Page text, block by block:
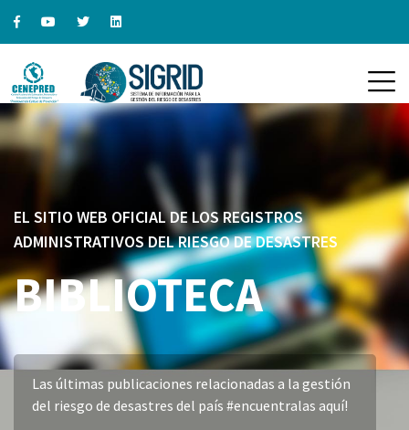
EL SITIO WEB OFICIAL DE LOS REGISTROS
ADMINISTRATIVOS DEL RIESGO DE DESASTRES
BIBLIOTECA
Las últimas publicaciones relacionadas a la gestión
del riesgo de desastres del país #encuentralas aquí!